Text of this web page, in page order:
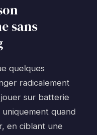
sans
quelques
radicalement
jouer sur batterie
quand
en ciblant une